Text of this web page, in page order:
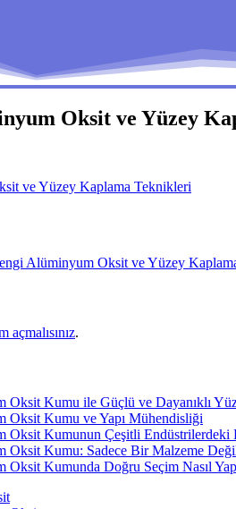
Oksit ve Yüzey
Alüminyum Oksit ve Yüzey
açmalısınız.
Oksit Kumu ile Güçlü ve Dayanıklı
Oksit Kumu ve Yapı Mühendisliği
Oksit Kumunun Çeşitli Endüstrilerdeki
Oksit Kumu: Sadece Bir Malzeme
Kumunda Doğru Seçim Nasıl